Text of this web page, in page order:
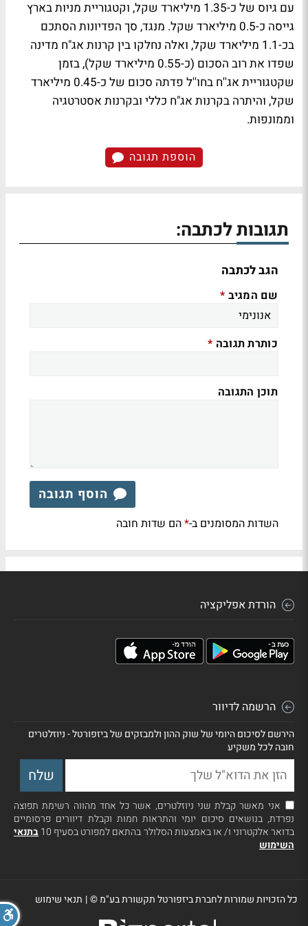
עם גיוס של כ-1.35 מיליארד שקל, וקטגוריית מניות בארץ
גייסה כ-0.5 מיליארד שקל. מנגד, סך הפדיונות הסתכם
בכ-1.1 מיליארד שקל, ואלה נחלקו בין קרנות אג"ח מדינה
שפדו את רוב הסכום (כ-0.55 מיליארד שקל), בזמן
שקטגוריית אג''ח בחו''ל פדתה סכום של כ-0.45 מיליארד
שקל, והיתרה בקרנות אג"ח כללי ובקרנות אסטרטגיה
וממונפות.
הוספת תגובה
תגובות לכתבה:
הגב לכתבה
שם המגיב *
כותרת תגובה *
תוכן התגובה
הוסף תגובה
השדות המסומנים ב-*הם שדות חובה
הורדת אפליקציה
הרשמה לדיוור
הירשם לסיכום היומי של שוק ההון ולמבזקים של ביזפורטל - ניוזלטרים
חובה לכל משקיע
אני מאשר קבלת שני ניוזלטרים, אשר כל אחד מהווה רשימת תפוצה
נפרדת, בנושאים סיכום יומי והתראות חמות וקבלת דיוורים פרסומיים
בדואר אלקטרוני ו/ או באמצעות הסלולר בהתאם למפורט בסעיף 10
בתנאי
השימוש
כל הזכויות שמורות לחברת ביזפורטל תקשורת בע"מ ©| תנאי שימוש